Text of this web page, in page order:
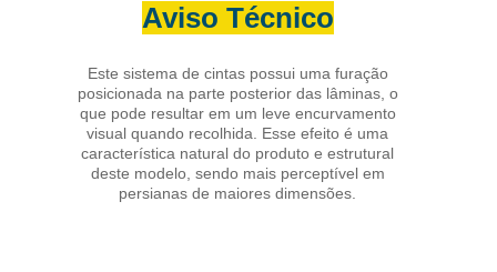
Aviso Técnico
Este sistema de cintas possui uma furação
posicionada na parte posterior das lâminas, o
que pode resultar em um leve encurvamento
visual quando recolhida. Esse efeito é uma
característica natural do produto e estrutural
deste modelo, sendo mais perceptível em
persianas de maiores dimensões.